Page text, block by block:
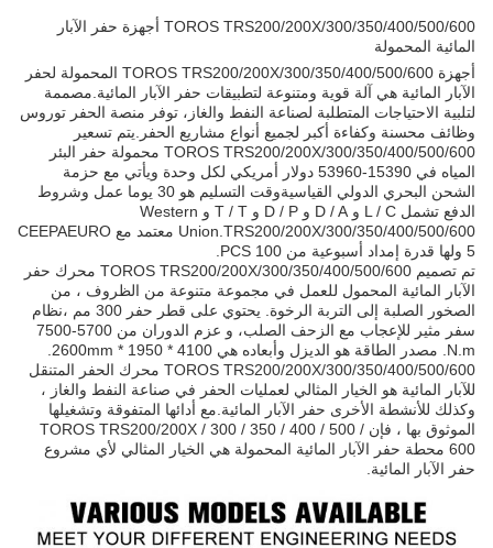
TOROS TRS200/200X/300/350/400/500/600 أجهزة حفر الآبار
المائية المحمولة
أجهزة TOROS TRS200/200X/300/350/400/500/600 المحمولة لحفر
الآبار المائية هي آلة قوية ومتنوعة لتطبيقات حفر الآبار المائية.مصممة
لتلبية الاحتياجات المتطلبة لصناعة النفط والغاز، توفر منصة الحفر توروس
وظائف محسنة وكفاءة أكبر لجميع أنواع مشاريع الحفر.يتم تسعير
TOROS TRS200/200X/300/350/400/500/600 محمولة حفر البئر
المياه في 15390-53960 دولار أمريكي لكل وحدة ويأتي مع حزمة
الشحن البحري الدولي القياسيةوقت التسليم هو 30 يوما عمل وشروط
الدفع تشمل L / C و D / A و D / P و T / T و Western
Union.TRS200/200X/300/350/400/500/600 معتمد مع CEEPAEURO
5 ولها قدرة إمداد أسبوعية من 100 PCS.
تم تصميم TOROS TRS200/200X/300/350/400/500/600 محرك حفر
الآبار المائية المحمول للعمل في مجموعة متنوعة من الظروف ، من
الصخور الصلبة إلى التربة الرخوة. يحتوي على قطر حفر 300 مم ،نظام
سفر مثير للإعجاب مع الزحف الصلب، و عزم الدوران من 5700-7500
N.m. مصدر الطاقة هو الديزل وأبعاده هي 4100 * 1950 * 2600mm.
TOROS TRS200/200X/300/350/400/500/600 محرك الحفر المتنقل
للآبار المائية هو الخيار المثالي لعمليات الحفر في صناعة النفط والغاز ،
وكذلك للأنشطة الأخرى حفر الآبار المائية.مع أدائها المتفوقة وتشغيلها
الموثوق بها ، فإن TOROS TRS200/200X / 300 / 350 / 400 / 500 /
600 محطة حفر الآبار المائية المحمولة هي الخيار المثالي لأي مشروع
حفر الآبار المائية.